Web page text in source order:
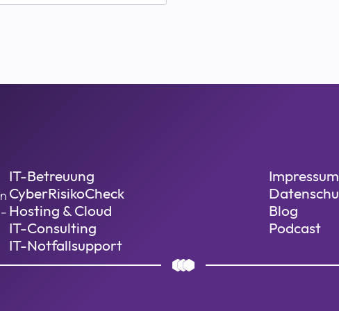
IT-Betreuung
CyberRisikoCheck
Hosting & Cloud
IT-Consulting
IT-Notfallsupport
Impressum
Blog
Podcast